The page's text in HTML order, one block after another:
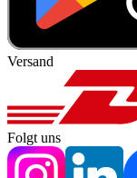
Versand
Folgt uns